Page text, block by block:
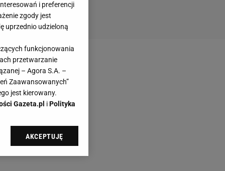
i preferencji
zgody jest
uprzednio udzieloną
funkcjonowania
przetwarzanie
– Agora S.A. –
Zaawansowanych”
jest kierowany.
Gazeta.pl iPolityka
sp. z o.o., jej
swoje preferencje
AKCEPTUJĘ